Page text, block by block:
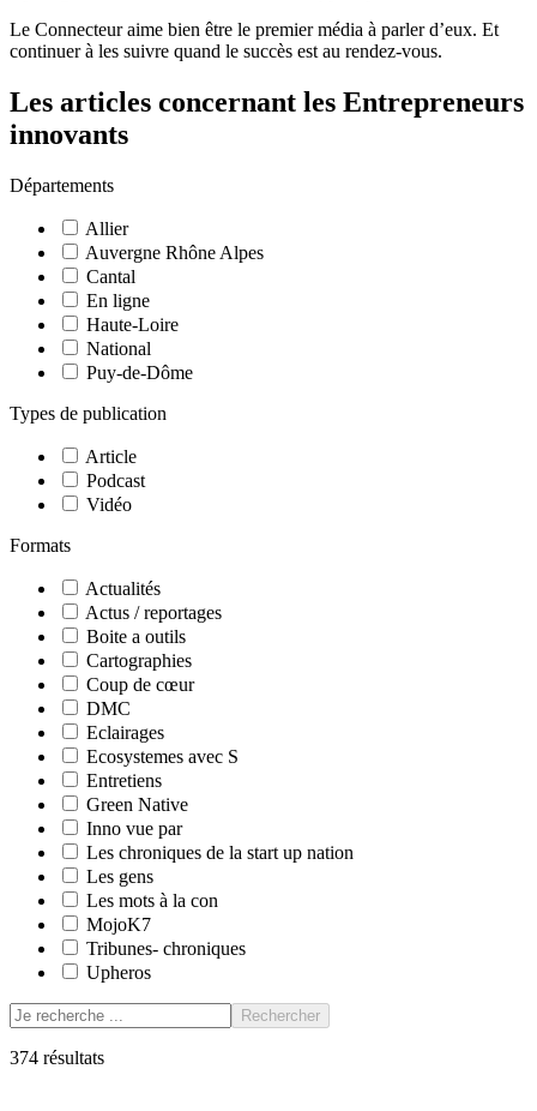
Le Connecteur aime bien être le premier média à parler d’eux. Et
continuer à les suivre quand le succès est au rendez-vous.
Les articles concernant les Entrepreneurs
innovants
Départements
Allier
Auvergne Rhône Alpes
Cantal
En ligne
Haute-Loire
National
Puy-de-Dôme
Types de publication
Article
Podcast
Vidéo
Formats
Actualités
Actus / reportages
Boite a outils
Cartographies
Coup de cœur
DMC
Eclairages
Ecosystemes avec S
Entretiens
Green Native
Inno vue par
Les chroniques de la start up nation
Les gens
Les mots à la con
MojoK7
Tribunes- chroniques
Upheros
Rechercher
374 résultats